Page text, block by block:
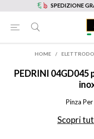
SPEDIZIONE
HOME /
PEDRINI 04GD045
Pinza
Scopri